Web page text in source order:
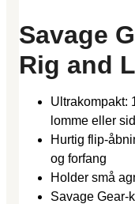
Savage
Rig and
Ultrakompakt:
lomme eller
Hurtig flip-
og forfang
Holder små
Savage Gear-